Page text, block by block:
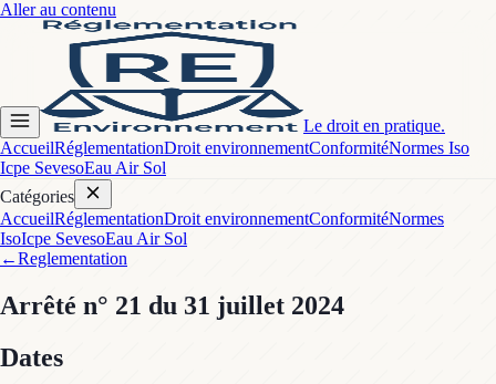
Aller au contenu
Le droit en pratique.
AccueilRéglementationDroit environnementConformitéNormes Iso
Icpe SevesoEau Air Sol
Catégories
AccueilRéglementationDroit environnementConformitéNormes
IsoIcpe SevesoEau Air Sol
←Reglementation
Arrêté n° 21 du 31 juillet 2024
Dates